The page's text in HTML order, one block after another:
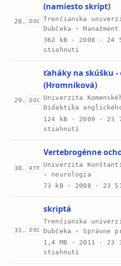
28. DOC
(namiesto skrípt)
Trenčianska
Dubčeka › Manažment
362 kB · 2008 · 24
stiahnutí
29. DOC
ťaháky na skúšku
(Hromníková)
Univerzita
Didaktika
124 kB · 2009 · 23
stiahnutí
30. RTF
Vertebrogénne
Univerzita
› neurologia
73 kB · 2008 · 23
31. DOC
skriptá
Trenčianska
Dubčeka › Správne
1,4 MB · 2011 · 23
stiahnutí